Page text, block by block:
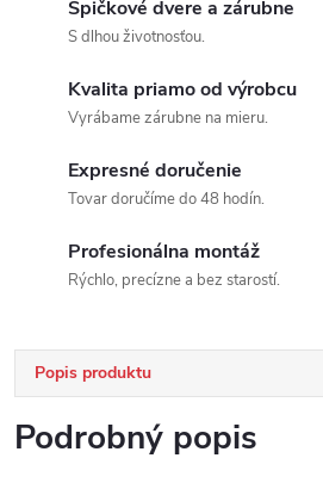
Špičkové dvere a zárubne
S dlhou životnosťou.
Kvalita priamo od výrobcu
Vyrábame zárubne na mieru.
Expresné doručenie
Tovar doručíme do 48 hodín.
Profesionálna montáž
Rýchlo, precízne a bez starostí.
Popis produktu
Podrobný popis